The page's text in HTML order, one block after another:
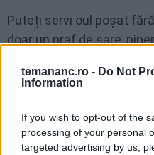
temananc.ro - Do Not
Information
If you wish to opt-out of the
processing of your personal
targeted advertising by us,
Puteți servi oul poșat
doar un praf de sare,
Gallo.
Ouăle Benedict
timp?